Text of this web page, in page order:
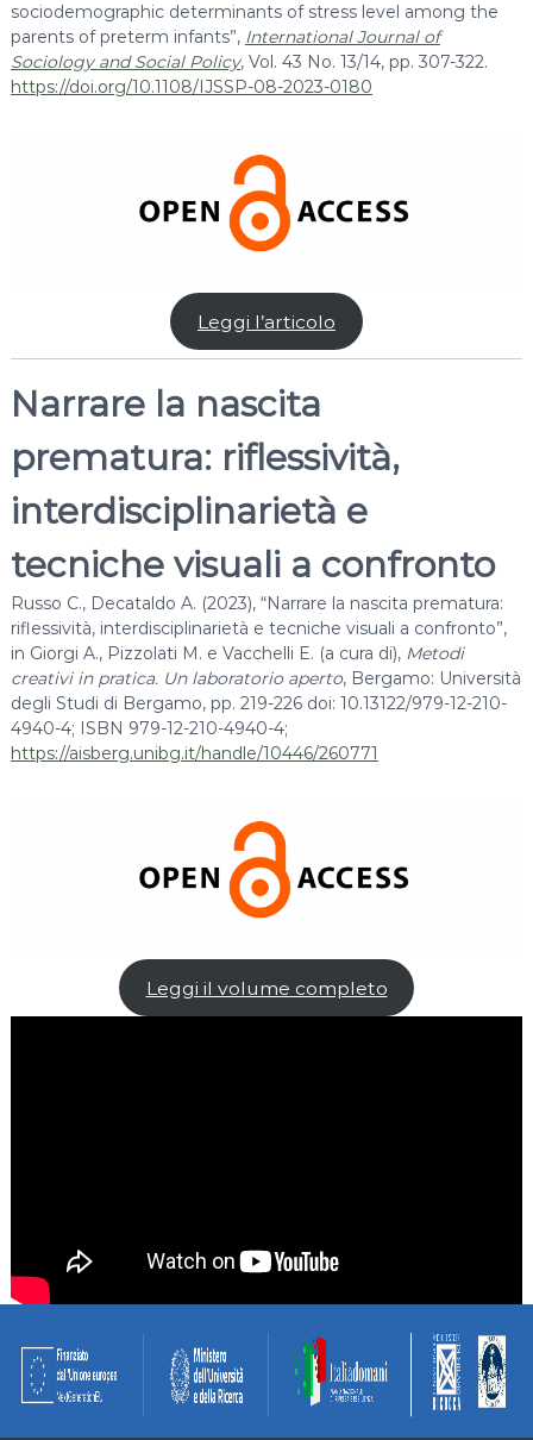
sociodemographic determinants of stress level among the
parents of preterm infants”, International Journal of
Sociology and Social Policy, Vol. 43 No. 13/14, pp. 307-322.
https://doi.org/10.1108/IJSSP-08-2023-0180
Leggi l’articolo
Narrare la nascita
prematura: riflessività,
interdisciplinarietà e
tecniche visuali a confronto
Russo C., Decataldo A. (2023), “Narrare la nascita prematura:
riflessività, interdisciplinarietà e tecniche visuali a confronto”,
in Giorgi A., Pizzolati M. e Vacchelli E. (a cura di), Metodi
creativi in pratica. Un laboratorio aperto, Bergamo: Università
degli Studi di Bergamo, pp. 219-226 doi: 10.13122/979-12-210-
4940-4; ISBN 979-12-210-4940-4;
https://aisberg.unibg.it/handle/10446/260771
Leggi il volume completo